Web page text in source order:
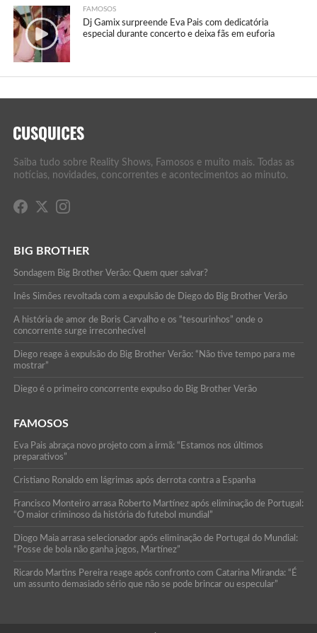
FAMOSOS
Dj Gamix surpreende Eva Pais com dedicatória
especial durante concerto e deixa fãs em euforia
Saiba tudo sobre Reality Shows, Famosos e muito mais. Todas as
notícias, novidades, concorrentes e acontecimentos ao minuto.
BIG BROTHER
Sondagem Big Brother Verão: Quem quer salvar?
Inês Simões revoltada com a expulsão de Diego do Big Brother Verão
A história de amor de Boris Carvalho e os “tesourinhos” onde o
concorrente surge irreconhecível
Diego reage à expulsão do Big Brother Verão: “Não tive tempo para me
mostrar”
Diego é o primeiro concorrente expulso do Big Brother Verão
FAMOSOS
Eva Pais abraça novo projeto com a irmã: “Estamos nos últimos
preparativos”
Cristiano Ronaldo em lágrimas após derrota contra a Espanha
Francisco Monteiro arrasa Roberto Martínez após eliminação de Portugal:
“O maior criminoso da história do futebol mundial”
Diogo Maia arrasa selecionador após eliminação de Portugal do Mundial:
“Posse de bola não ganha jogos, Martínez”
Ricardo Martins Pereira reage após confronto com Catarina Miranda: “É
um assunto demasiado sério que não se pode brincar ou especular”